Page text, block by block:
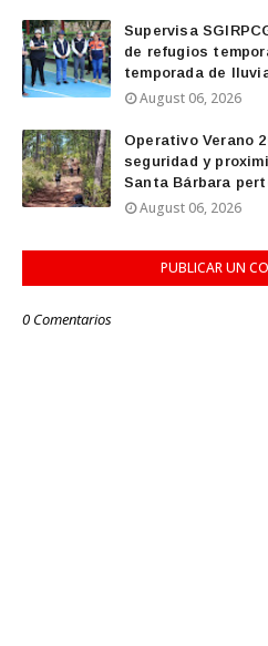
Supervisa
de refugios
temporada de
August 06, 2026
Operativo Verano
seguridad y
Santa Bárbara
August 06, 2026
PUBLICAR UN
0 Comentarios